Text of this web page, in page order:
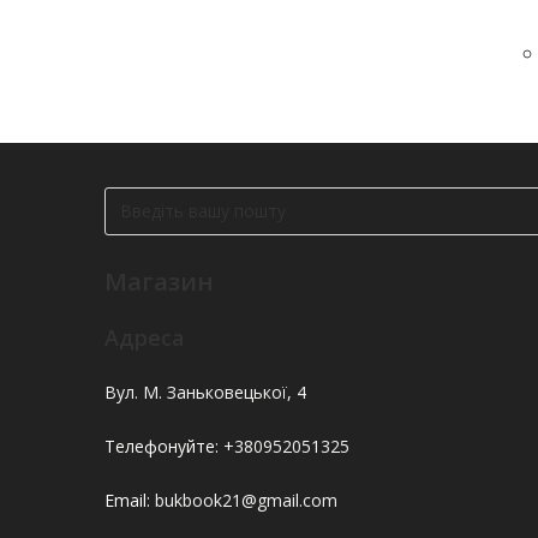
Вул. М. Заньковецької, 4
Телефонуйте: +380952051325
Email: bukbook21@gmail.com